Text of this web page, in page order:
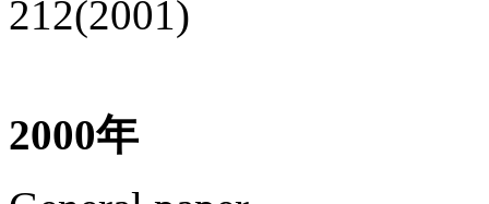
212(2001)
2000年